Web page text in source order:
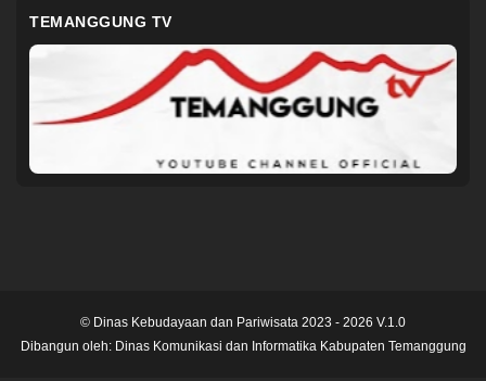
TEMANGGUNG TV
© Dinas Kebudayaan dan Pariwisata 2023 - 2026 V.1.0
Dibangun oleh: Dinas Komunikasi dan Informatika Kabupaten Temanggung